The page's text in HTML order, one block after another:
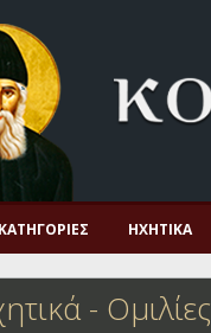
ΚΑΤΗΓΟΡΊΕΣ ΗΧΗΤΙΚΆ
- Ομιλίες